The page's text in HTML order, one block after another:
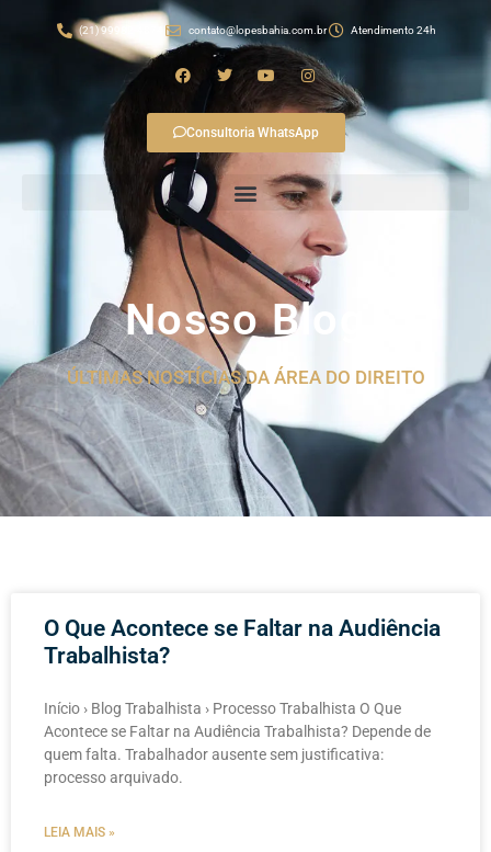
(21) 99982-4874 contato@lopesbahia.com.br Atendimento 24h
Consultoria WhatsApp
Nosso Blog
ÚLTIMAS NOSTÍCIAS DA ÁREA DO DIREITO
O Que Acontece se Faltar na Audiência
Trabalhista?
Início › Blog Trabalhista › Processo Trabalhista O Que
Acontece se Faltar na Audiência Trabalhista? Depende de
quem falta. Trabalhador ausente sem justificativa:
processo arquivado.
LEIA MAIS »